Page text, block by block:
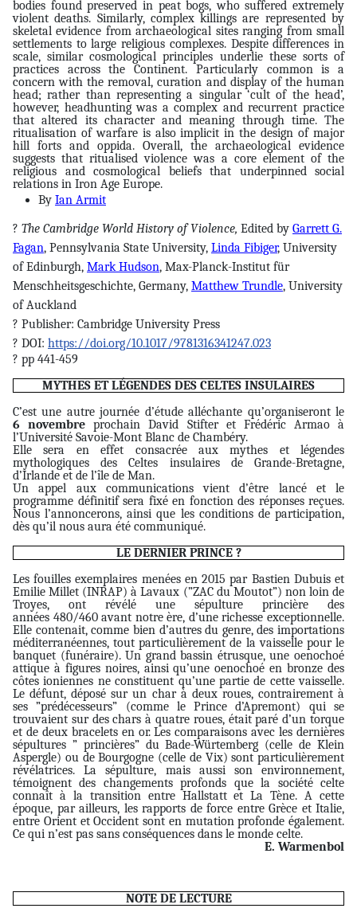
bodies found preserved in peat bogs, who suffered extremely
violent deaths. Similarly, complex killings are represented by
skeletal evidence from archaeological sites ranging from small
settlements to large religious complexes. Despite differences in
scale, similar cosmological principles underlie these sorts of
practices across the Continent. Particularly common is a
concern with the removal, curation and display of the human
head; rather than representing a singular ‘cult of the head’,
however, headhunting was a complex and recurrent practice
that altered its character and meaning through time. The
ritualisation of warfare is also implicit in the design of major
hill forts and oppida. Overall, the archaeological evidence
suggests that ritualised violence was a core element of the
religious and cosmological beliefs that underpinned social
relations in Iron Age Europe.
By Ian Armit
? The Cambridge World History of Violence, Edited by Garrett G.
Fagan, Pennsylvania State University, Linda Fibiger, University
of Edinburgh, Mark Hudson, Max-Planck-Institut für
Menschheitsgeschichte, Germany, Matthew Trundle, University
of Auckland
? Publisher: Cambridge University Press
? DOI: https://doi.org/10.1017/9781316341247.023
? pp 441-459
MYTHES ET LÉGENDES DES CELTES INSULAIRES
C’est une autre journée d’étude alléchante qu’organiseront le
6 novembreprochain David Stifter et Frédéric Armao à
l’Université Savoie-Mont Blanc de Chambéry.
Elle sera en effet consacrée aux mythes et légendes
mythologiques des Celtes insulaires de Grande-Bretagne,
d’Irlande et de l’île de Man.
Un appel aux communications vient d’être lancé et le
programme définitif sera fixé en fonction des réponses reçues.
Nous l’annoncerons, ainsi que les conditions de participation,
dès qu’il nous aura été communiqué.
LE DERNIER PRINCE ?
Les fouilles exemplaires menées en 2015 par Bastien Dubuis et
Emilie Millet (INRAP) à Lavaux (”ZAC du Moutot”) non loin de
Troyes, ont révélé une sépulture princière des
années 480/460 avant notre ère, d’une richesse exceptionnelle.
Elle contenait, comme bien d’autres du genre, des importations
méditerranéennes, tout particulièrement de la vaisselle pour le
banquet (funéraire). Un grand bassin étrusque, une oenochoé
attique à figures noires, ainsi qu’une oenochoé en bronze des
côtes ioniennes ne constituent qu’une partie de cette vaisselle.
Le défunt, déposé sur un char à deux roues, contrairement à
ses ”prédécesseurs” (comme le Prince d’Apremont) qui se
trouvaient sur des chars à quatre roues, était paré d’un torque
et de deux bracelets en or. Les comparaisons avec les dernières
sépultures ” princières” du Bade-Würtemberg (celle de Klein
Aspergle) ou de Bourgogne (celle de Vix) sont particulièrement
révélatrices. La sépulture, mais aussi son environnement,
témoignent des changements profonds que la société celte
connaît à la transition entre Hallstatt et La Tène. A cette
époque, par ailleurs, les rapports de force entre Grèce et Italie,
entre Orient et Occident sont en mutation profonde également.
Ce qui n’est pas sans conséquences dans le monde celte.
E. Warmenbol
NOTE DE LECTURE